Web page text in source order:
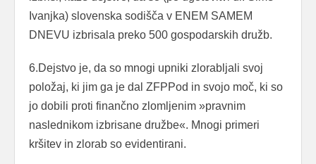
Ivanjka) slovenska sodišča v ENEM SAMEM
DNEVU izbrisala preko 500 gospodarskih družb.
6.Dejstvo je, da so mnogi upniki zlorabljali svoj
položaj, ki jim ga je dal ZFPPod in svojo moč, ki so
jo dobili proti finančno zlomljenim »pravnim
naslednikom izbrisane družbe«. Mnogi primeri
kršitev in zlorab so evidentirani.